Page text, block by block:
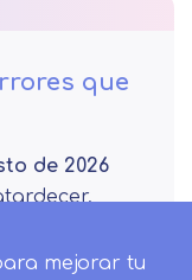
que
de 2026
mejorar tu